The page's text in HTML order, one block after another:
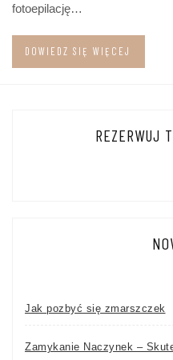
fotoepilację…
DOWIEDZ SIĘ WIĘCEJ
REZERWUJ
Jak pozbyć się zmarszczek
Zamykanie Naczynek –